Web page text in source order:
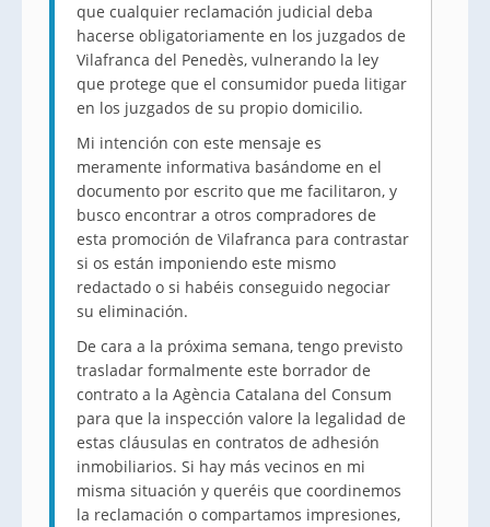
que cualquier reclamación judicial deba
hacerse obligatoriamente en los juzgados de
Vilafranca del Penedès, vulnerando la ley
que protege que el consumidor pueda litigar
en los juzgados de su propio domicilio.
Mi intención con este mensaje es
meramente informativa basándome en el
documento por escrito que me facilitaron, y
busco encontrar a otros compradores de
esta promoción de Vilafranca para contrastar
si os están imponiendo este mismo
redactado o si habéis conseguido negociar
su eliminación.
De cara a la próxima semana, tengo previsto
trasladar formalmente este borrador de
contrato a la Agència Catalana del Consum
para que la inspección valore la legalidad de
estas cláusulas en contratos de adhesión
inmobiliarios. Si hay más vecinos en mi
misma situación y queréis que coordinemos
la reclamación o compartamos impresiones,